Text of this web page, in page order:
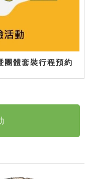
團體套裝行程預約